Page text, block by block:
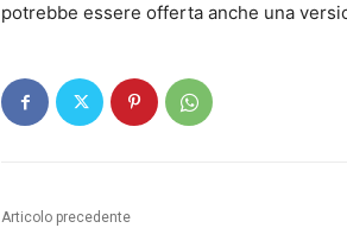
potrebbe essere offerta anche una
Articolo precedente